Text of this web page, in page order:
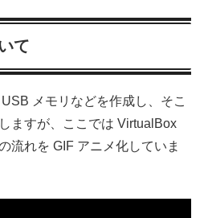
て
メモリなどを作成し、そこ
ますが、ここでは VirtualBox
流れを GIF アニメ化していま